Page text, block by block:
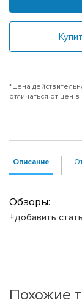
*Цена
отличаться от цен
Описание
Обзоры:
+добавить
Похожие